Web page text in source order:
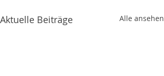
Aktuelle Beiträge Alle ansehen